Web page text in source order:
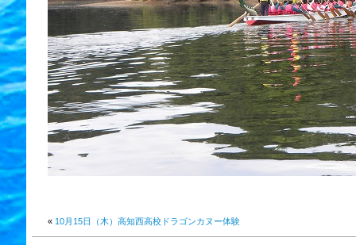
« 10月15日（木）高知西高校ドラゴンカヌー体験